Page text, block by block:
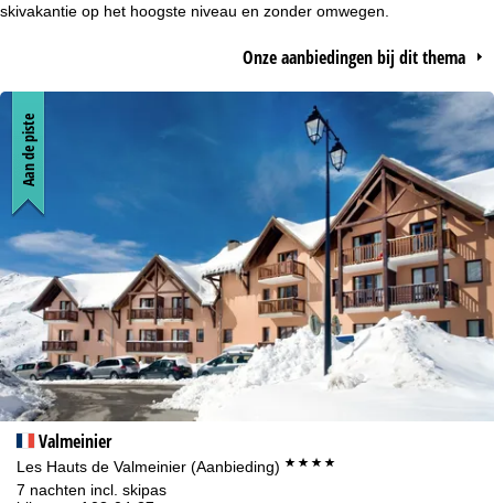
i
n
a
skivakantie op het hoogste niveau en zonder omwegen.
Onze aanbiedingen bij dit thema
Valmeinier
Les Hauts de Valmeinier (Aanbieding) ****
7 nachten incl. skipas
Aan de piste